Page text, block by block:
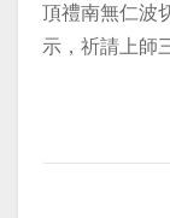
頂禮南無仁波
示，祈請上師